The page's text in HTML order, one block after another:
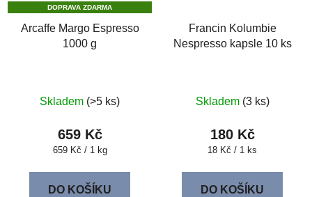
DOPRAVA ZDARMA
Arcaffe Margo Espresso
1000 g
Skladem (>5 ks)
659 Kč
Měrná
659 Kč / 1 kg
DO KOŠÍKU
Francin Kolumbie
Nespresso kapsle 10 ks
Skladem (3 ks)
180 Kč
Měrná
18 Kč / 1 ks
DO KOŠÍKU